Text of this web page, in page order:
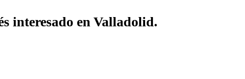
interesado en Valladolid.